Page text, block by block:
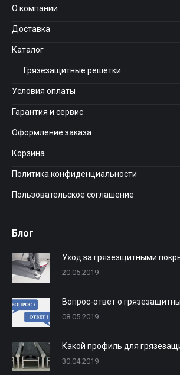
О компании
Доставка
Каталог
Грязезащитные решетки
Условия оплаты
Гарантия и сервис
Оформление заказа
Корзина
Политика конфиденциальности
Пользовательское соглашение
Блог
Уход за грязезщитными
20.05.2019
Вопрос-ответ о
08.05.2019
Какой профиль для
30.04.2019